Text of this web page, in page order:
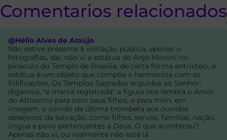
Comentarios relacionados
@Hélio Alves de Araújo
Não estive presente à visitação pública, apenas vi
fotografias, dai, não vi a estátua do Anjo Moroni no
pináculo do Templo de Brasília, de certa forma entristeci, a
estátua é um objeto que compõe e harmoniza com as
Edificações, Os Templos Sagrados erguidos ao Senhor,
digamos, "é marca registrada" a figura nos lembra o Amor
do Altíssimo para com seus filhos, e para mim, em
imagem, o sonido da última trombeta aos ouvidos
desejosos da salvação, como filhos, servos, famílias, nação,
língua e povo pertencentes a Deus. O que aconteceu?
Apenas não vi, ou realmente não está lá